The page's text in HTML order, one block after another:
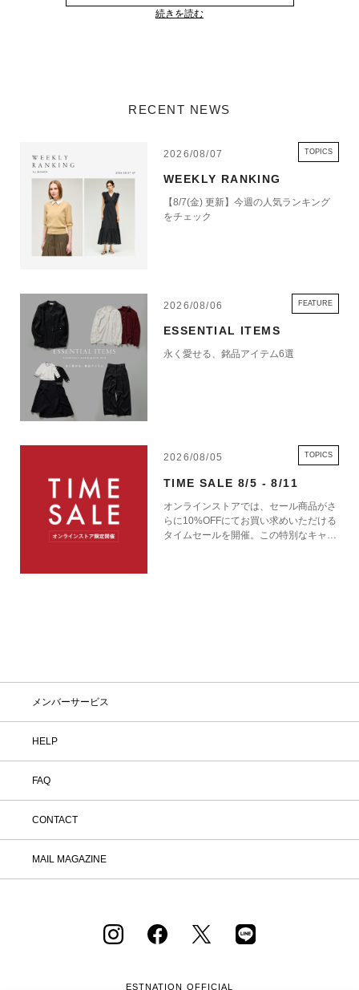
続きを読む
RECENT NEWS
2026/08/07 TOPICS
WEEKLY RANKING
【8/7(金) 更新】今週の人気ランキング
をチェック
2026/08/06 FEATURE
ESSENTIAL ITEMS
永く愛せる、銘品アイテム6選
2026/08/05 TOPICS
TIME SALE 8/5 - 8/11
オンラインストアでは、セール商品がさ
らに10%OFFにてお買い求めいただける
タイムセールを開催。この特別なキャン
メンバーサービス
HELP
FAQ
CONTACT
MAIL MAGAZINE
ESTNATION OFFICIAL